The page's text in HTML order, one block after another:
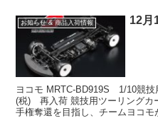
お知らせ & 商品入荷情報 12月
ヨコモ MRTC-BD919S 1/10競技
(税) 再入荷 競技用ツーリングカ
手権奪還を目指し、チームヨコモ